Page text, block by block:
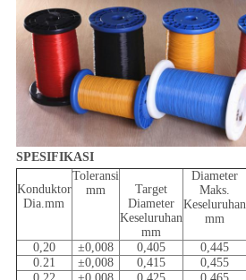
SPESIFIKASI
Konduktor
Dia.mm
Toleransi
mm
Target
Diameter
Keseluruhan
mm
Diameter
Maks.
Keseluruhan
mm
0,20 ±0,008 0,405 0,445
0.21
±0,008 0,415 0,455